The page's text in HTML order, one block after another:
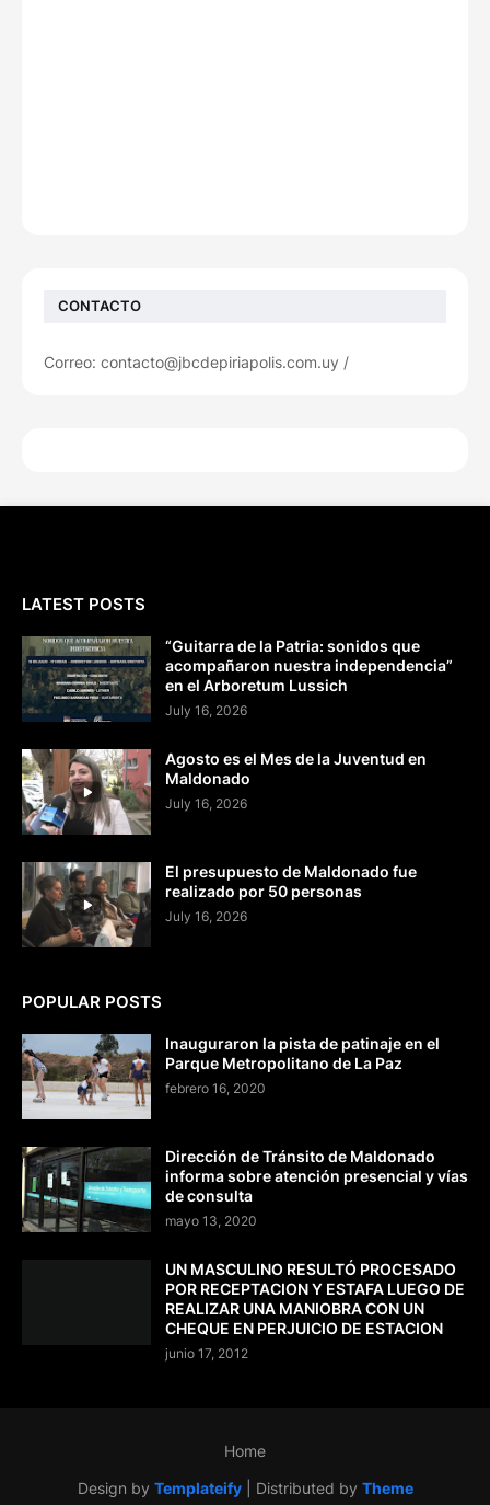
CONTACTO
Correo: contacto@jbcdepiriapolis.com.uy /
LATEST POSTS
“Guitarra de la Patria: sonidos que
acompañaron nuestra independencia”
en el Arboretum Lussich
July 16, 2026
Agosto es el Mes de la Juventud en
Maldonado
July 16, 2026
El presupuesto de Maldonado fue
realizado por 50 personas
July 16, 2026
POPULAR POSTS
Inauguraron la pista de patinaje en el
Parque Metropolitano de La Paz
febrero 16, 2020
Dirección de Tránsito de Maldonado
informa sobre atención presencial y vías
de consulta
mayo 13, 2020
UN MASCULINO RESULTÓ PROCESADO
POR RECEPTACION Y ESTAFA LUEGO DE
REALIZAR UNA MANIOBRA CON UN
CHEQUE EN PERJUICIO DE ESTACION
junio 17, 2012
Design by Templateify| Distributed by Theme
Home